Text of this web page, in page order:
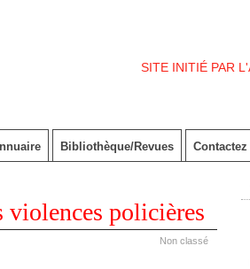
SITE INITIÉ PAR
Bibliothèque/Revues
violences policières
Non classé